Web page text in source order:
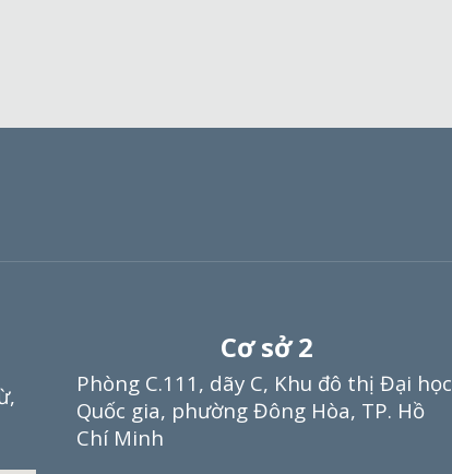
Cơ sở2
Phòng C.111, dãy C, Khu đô thị Đại học
Quốc gia, phường Đông Hòa, TP. Hồ
Chí Minh